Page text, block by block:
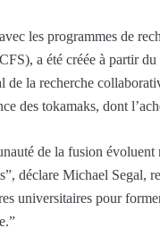
les programmes de
a été créée à partir
de la recherche
des tokamaks, dont
de la fusion
déclare Michael Segal,
universitaires pour